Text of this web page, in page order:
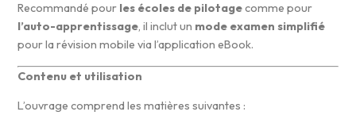
Recommandé pour les écoles de pilotagecomme pour
l’auto-apprentissage, il inclut un mode examen simplifié
pour la révision mobile via l’application eBook.
Contenu et utilisation
L’ouvrage comprend les matières suivantes :